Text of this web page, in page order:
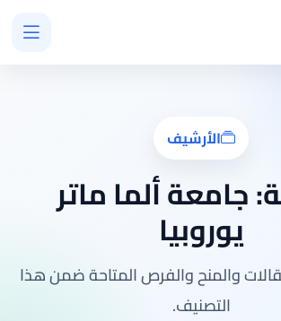
الأرشيف
جامعة ألما ماتر
يوروبيا
والمنح والفرص المتاحة ضمن هذا
التصنيف.